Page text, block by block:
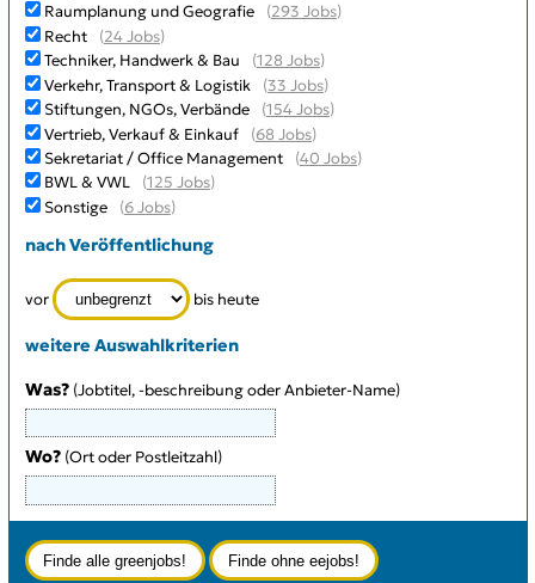
Raumplanung und Geografie
(293 Jobs)
Recht
(24 Jobs)
Techniker, Handwerk & Bau
(128 Jobs)
Verkehr, Transport & Logistik
(33 Jobs)
Stiftungen, NGOs, Verbände
(154 Jobs)
Vertrieb, Verkauf & Einkauf
(68 Jobs)
Sekretariat / Office Management
(40 Jobs)
BWL & VWL
(125 Jobs)
Sonstige
(6 Jobs)
nach Veröffentlichung
vor bis heute
weitere Auswahlkriterien
Was?(Jobtitel, -beschreibung oder Anbieter-Name)
Wo?(Ort oder Postleitzahl)
Type 3 or more characters for results.